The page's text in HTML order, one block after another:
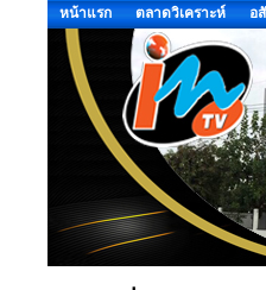
หน้าแรก ตลาดวิเคราะห์ อ